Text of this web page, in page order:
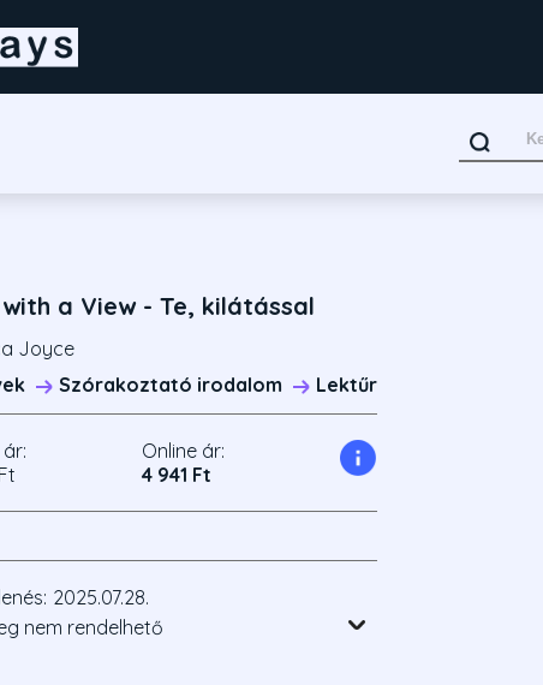
with a View - Te, kilátással
Joyce
Szórakoztató irodalom Lektűr
Online ár:
4 941 Ft
2025.07.28.
nem rendelhető